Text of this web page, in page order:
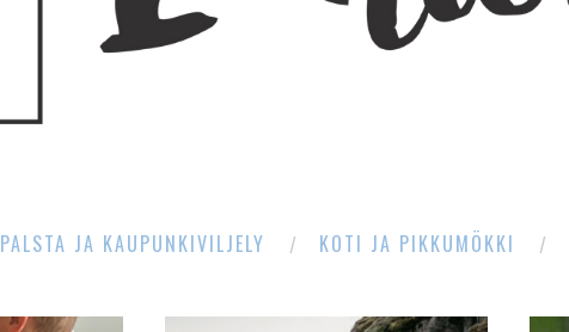
PALSTA JA KAUPUNKIVILJELY KOTI JA PIKKUMÖKKI